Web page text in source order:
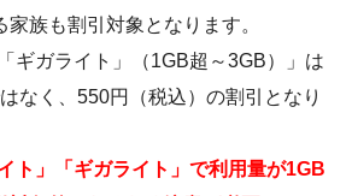
族も割引対象となります。
ギガライト」（1GB超～3GB）」は
なく、550円（税込）の割引となり
ト」「ギガライト」で利用量が1GB